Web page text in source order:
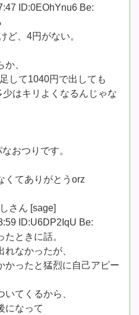
ID:0EOhYnu6 Be:
ど、4円がない。
、
して1040円で出しても
はキリよくなるんじゃな
おつりです。
くてありがとうorz
さん [sage]
ID:U6DP2IqU Be:
ときに話。
なかったが、
かったと猛烈に自己アピー
てくるから、
になって